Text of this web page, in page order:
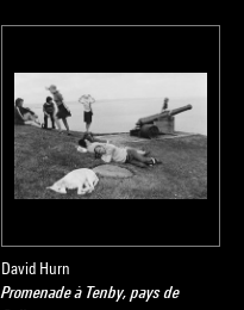
David Hurn
Promenade à Tenby, pays de